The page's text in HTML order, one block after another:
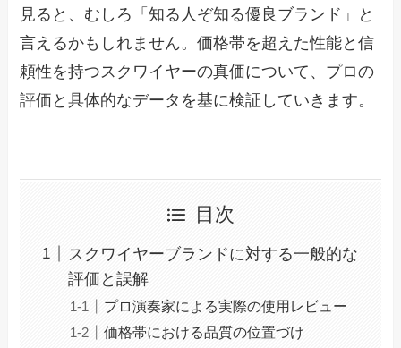
見ると、むしろ「知る人ぞ知る優良ブランド」と
言えるかもしれません。価格帯を超えた性能と信
頼性を持つスクワイヤーの真価について、プロの
評価と具体的なデータを基に検証していきます。
目次
スクワイヤーブランドに対する一般的な
評価と誤解
プロ演奏家による実際の使用レビュー
価格帯における品質の位置づけ